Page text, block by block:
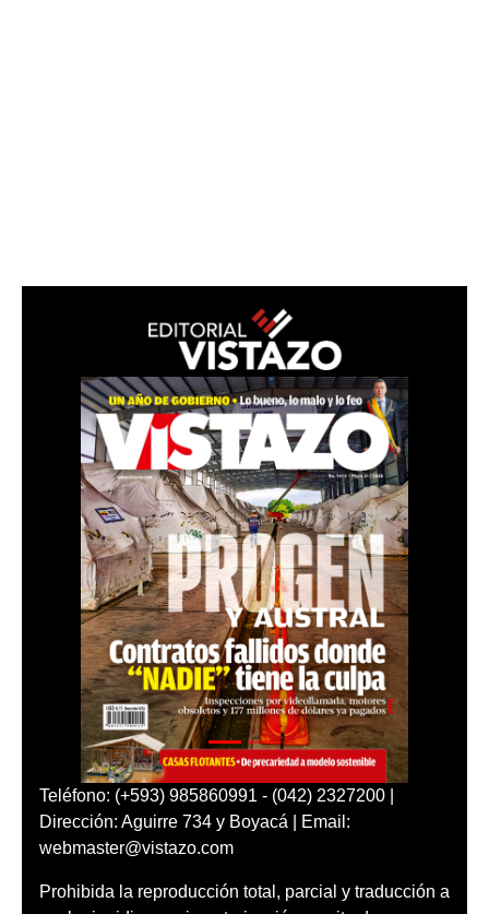
Teléfono: (+593) 985860991 - (042) 2327200 |
Dirección: Aguirre 734 y Boyacá | Email:
webmaster@vistazo.com
Prohibida la reproducción total, parcial y traducción a